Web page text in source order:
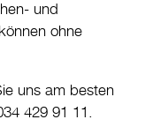
und
ohne
uns am besten
429 91 11.